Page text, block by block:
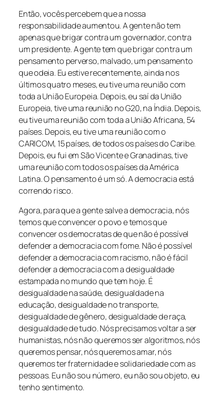
Então, vocês percebem que a nossa
responsabilidade aumentou. A gente não tem
apenas que brigar contra um governador, contra
um presidente. A gente tem que brigar contra um
pensamento perverso, malvado, um pensamento
que odeia. Eu estive recentemente, ainda nos
últimos quatro meses, eu tive uma reunião com
toda a União Europeia. Depois, eu saí da União
Europeia, tive uma reunião no G20, na Índia. Depois,
eu tive uma reunião com toda a União Africana, 54
países. Depois, eu tive uma reunião com o
CARICOM, 15 países, de todos os países do Caribe.
Depois, eu fui em São Vicente e Granadinas, tive
uma reunião com todos os países da América
Latina. O pensamento é um só. A democracia está
correndo risco.
Agora, para que a gente salve a democracia, nós
temos que convencer o povo e temos que
convencer os democratas de que não é possível
defender a democracia com fome. Não é possível
defender a democracia com racismo, não é fácil
defender a democracia com a desigualdade
estampada no mundo que tem hoje. É
desigualdade na saúde, desigualdade na
educação, desigualdade no transporte,
desigualdade de gênero, desigualdade de raça,
desigualdade de tudo. Nós precisamos voltar a ser
humanistas, nós não queremos ser algoritmos, nós
queremos pensar, nós queremos amar, nós
queremos ter fraternidade e solidariedade com as
pessoas. Eu não sou número, eu não sou objeto, eu
tenho sentimento.